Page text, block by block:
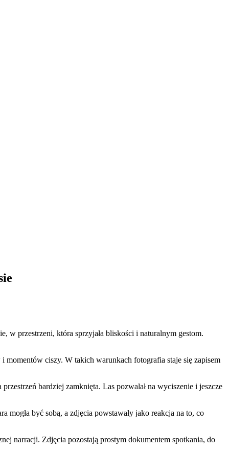
w przestrzeni, która sprzyjała bliskości i naturalnym gestom.
momentów ciszy. W takich warunkach fotografia staje się zapisem
bardziej zamknięta. Las pozwalał na wyciszenie i jeszcze
mogła być sobą, a zdjęcia powstawały jako reakcja na to, co
narracji. Zdjęcia pozostają prostym dokumentem spotkania, do